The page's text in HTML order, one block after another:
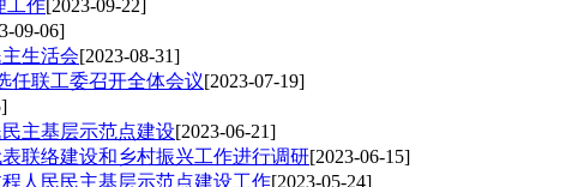
工作[2023-09-22]
09-06]
生活会[2023-08-31]
任联工委召开全体会议[2023-07-19]
主基层示范点建设[2023-06-21]
联络建设和乡村振兴工作进行调研[2023-06-15]
人民民主基层示范点建设工作[2023-05-24]